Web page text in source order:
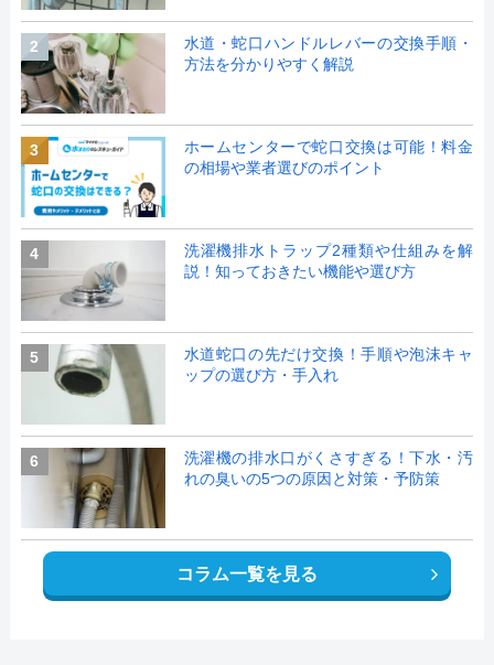
2
水道・蛇口ハンドルレバーの交換手順・
方法を分かりやすく解説
3
ホームセンターで蛇口交換は可能！料金
の相場や業者選びのポイント
4
洗濯機排水トラップ2種類や仕組みを解
説！知っておきたい機能や選び方
5
水道蛇口の先だけ交換！手順や泡沫キャ
ップの選び方・手入れ
6
洗濯機の排水口がくさすぎる！下水・汚
れの臭いの5つの原因と対策・予防策
コラム一覧を見る